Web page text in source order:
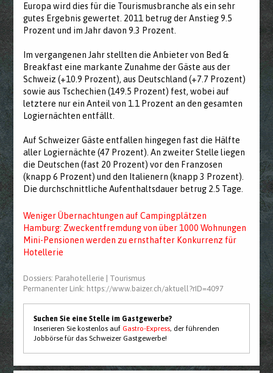
Europa wird dies für die Tourismusbranche als ein sehr
gutes Ergebnis gewertet. 2011 betrug der Anstieg 9.5
Prozent und im Jahr davon 9.3 Prozent.
Im vergangenen Jahr stellten die Anbieter von Bed &
Breakfast eine markante Zunahme der Gäste aus der
Schweiz (+10.9 Prozent), aus Deutschland (+7.7 Prozent)
sowie aus Tschechien (149.5 Prozent) fest, wobei auf
letztere nur ein Anteil von 1.1 Prozent an den gesamten
Logiernächten entfällt.
Auf Schweizer Gäste entfallen hingegen fast die Hälfte
aller Logiernächte (47 Prozent). An zweiter Stelle liegen
die Deutschen (fast 20 Prozent) vor den Franzosen
(knapp 6 Prozent) und den Italienern (knapp 3 Prozent).
Die durchschnittliche Aufenthaltsdauer betrug 2.5 Tage.
Weniger Übernachtungen auf Campingplätzen
Hamburg: Zweckentfremdung von über 1000 Wohnungen
Mini-Pensionen werden zu ernsthafter Konkurrenz für
Hotellerie
Dossiers: Parahotellerie
Tourismus
Permanenter Link: https://www.baizer.ch/aktuell?rID=4097
Suchen Sie eine Stelle im Gastgewerbe?
Inserieren Sie kostenlos aufGastro-Express, der führenden
Jobbörse für das Schweizer Gastgewerbe!